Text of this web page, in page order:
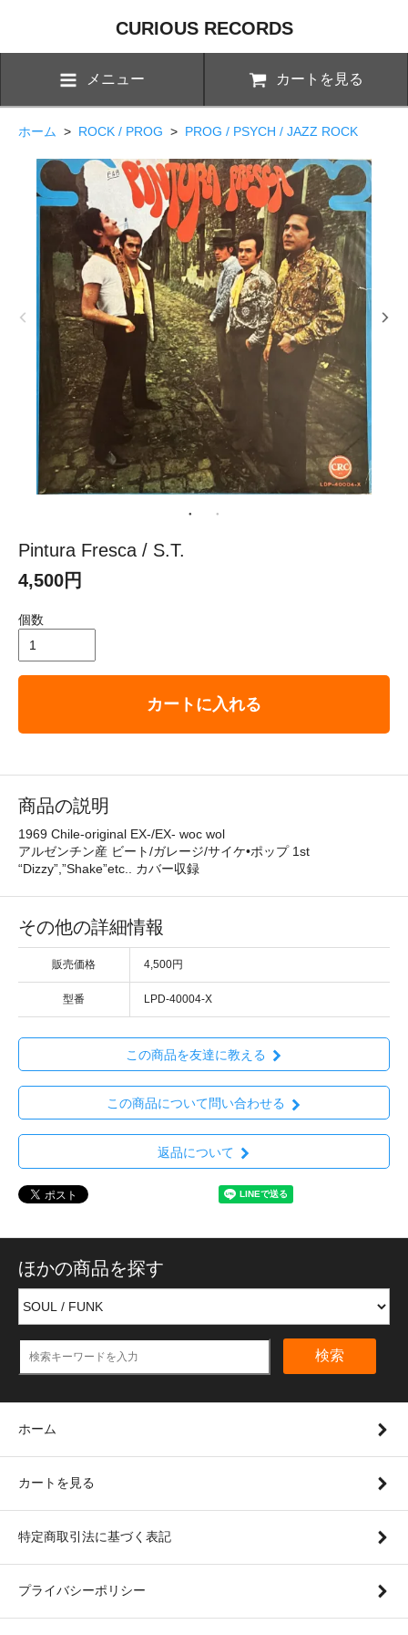
CURIOUS RECORDS
メニュー カートを見る
ホーム > ROCK / PROG > PROG / PSYCH / JAZZ ROCK
Pintura Fresca / S.T.
4,500円
個数
カートに入れる
商品の説明
1969 Chile-original EX-/EX- woc wol
アルゼンチン産 ビート/ガレージ/サイケ•ポップ 1st
“Dizzy”,”Shake”etc.. カバー収録
その他の詳細情報
販売価格 4,500円
型番 LPD-40004-X
この商品を友達に教える
この商品について問い合わせる
返品について
ほかの商品を探す
検索
ホーム
カートを見る
特定商取引法に基づく表記
プライバシーポリシー